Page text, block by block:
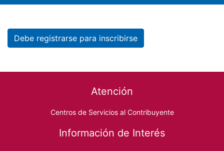
Debe registrarse para inscribirse
Atención
Centros de Servicios al Contribuyente
Información de Interés